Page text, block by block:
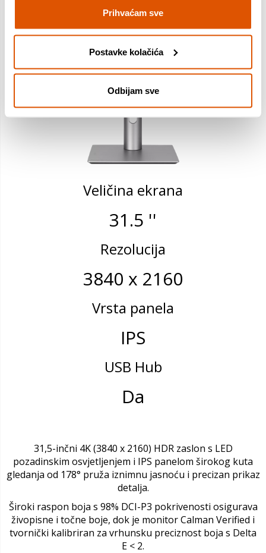
Prihvaćam sve
Postavke kolačića
Odbijam sve
Veličina ekrana
31.5 ''
Rezolucija
3840 x 2160
Vrsta panela
IPS
USB Hub
Da
31,5-inčni 4K (3840 x 2160) HDR zaslon s LED
pozadinskim osvjetljenjem i IPS panelom širokog kuta
gledanja od 178° pruža iznimnu jasnoću i precizan prikaz
detalja.
Široki raspon boja s 98% DCI-P3 pokrivenosti osigurava
živopisne i točne boje, dok je monitor Calman Verified i
tvornički kalibriran za vrhunsku preciznost boja s Delta
E < 2.